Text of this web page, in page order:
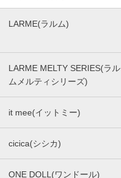
LARME(ラルム)
LARME MELTY SERIES(ラル
ムメルティシリーズ)
it mee(イットミー)
cicica(シシカ)
ONE DOLL(ワンドール)